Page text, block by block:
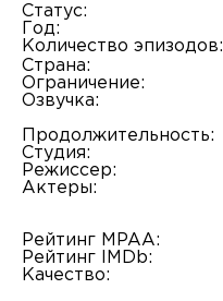
Статус:
Год:
Количество эпизодов:
Страна:
Ограничение:
Озвучка:
Продолжительность:
Студия:
Режиссер:
Актеры:
Рейтинг MPAA:
Рейтинг IMDb:
Качество: